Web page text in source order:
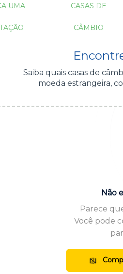
UMA CASAS DE
CÂMBIO
Saiba quais casas de
moeda estrangeira,
Não
Parece
Você pode